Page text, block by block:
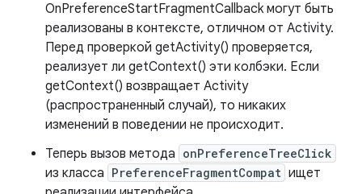
OnPreferenceStartFragmentCallback могут быть
реализованы в контексте, отличном от Activity.
Перед проверкой getActivity() проверяется,
реализует ли getContext() эти колбэки. Если
getContext() возвращает Activity
(распространенный случай), то никаких
изменений в поведении не происходит.
Теперь вызов метода onPreferenceTreeClick
из класса PreferenceFragmentCompat ищет